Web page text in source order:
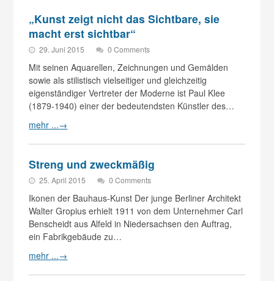
„Kunst zeigt nicht das Sichtbare, sie
macht erst sichtbar“
29. Juni 2015 0 Comments
Mit seinen Aquarellen, Zeichnungen und Gemälden
sowie als stilistisch vielseitiger und gleichzeitig
eigenständiger Vertreter der Moderne ist Paul Klee
(1879-1940) einer der bedeutendsten Künstler des…
mehr ...→
Streng und zweckmäßig
25. April 2015 0 Comments
Ikonen der Bauhaus-Kunst Der junge Berliner Architekt
Walter Gropius erhielt 1911 von dem Unternehmer Carl
Benscheidt aus Alfeld in Niedersachsen den Auftrag,
ein Fabrikgebäude zu…
mehr ...→